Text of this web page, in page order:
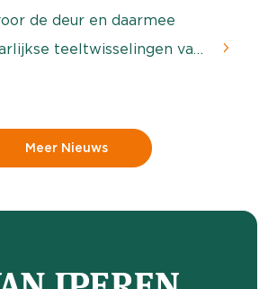
de deur en daarmee
teeltwisselingen van
die zich opnieuw
belichtingsseizoen van de
lijkt elk jaar moeilijker
Erik Kamstra,
en Technisch
Meer Nieuws